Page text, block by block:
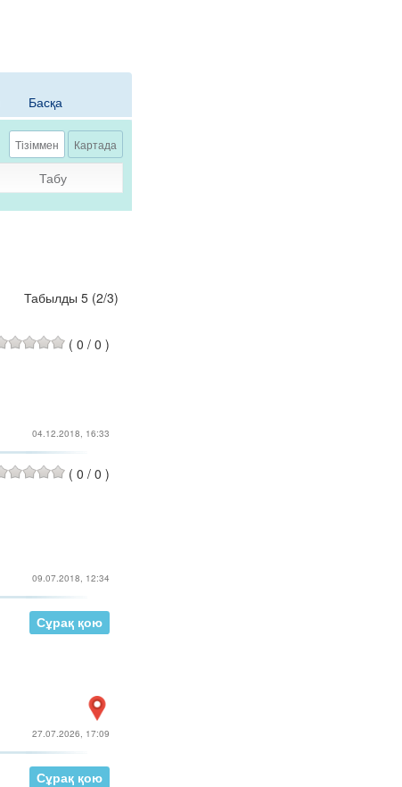
Басқа
Тізіммен Картада
Табу
Табылды 5 (2/3)
( 0 / 0 )
04.12.2018, 16:33
( 0 / 0 )
09.07.2018, 12:34
Сұрақ қою
27.07.2026, 17:09
Сұрақ қою